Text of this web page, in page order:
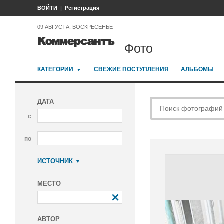
ВОЙТИ Регистрация
09 АВГУСТА, ВОСКРЕСЕНЬЕ
Фото
КАТЕГОРИИ СВЕЖИЕ ПОСТУПЛЕНИЯ АЛЬБОМЫ
ДАТА
с
по
ИСТОЧНИК
МЕСТО
АВТОР